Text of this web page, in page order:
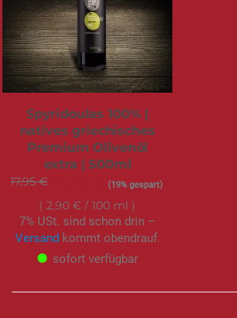
Spyridoulas 100% |
natives griechisches
Premium Olivenöl
extra | 500ml
17,95 € Sonderangebot(19% gespart)
2,90 € / 100 ml
7% USt. sind schon drin –
Versand kommt obendrauf.
sofort verfügbar